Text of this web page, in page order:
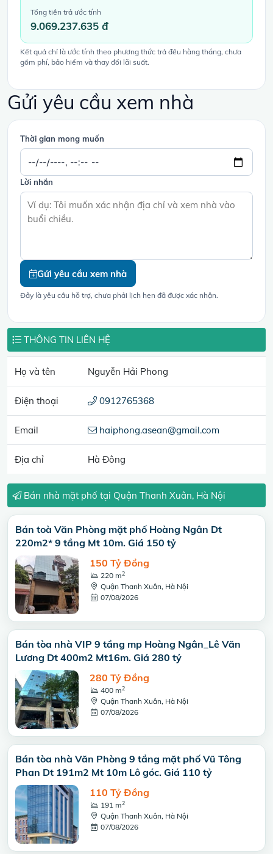
Tổng tiền trả ước tính
9.069.237.635 đ
Kết quả chỉ là ước tính theo phương thức trả đều hàng tháng, chưa
gồm phí, bảo hiểm và thay đổi lãi suất.
Gửi yêu cầu xem nhà
Thời gian mong muốn
Lời nhắn
Gửi yêu cầu xem nhà
Đây là yêu cầu hỗ trợ, chưa phải lịch hẹn đã được xác nhận.
THÔNG TIN LIÊN HỆ
Họ và tên Nguyễn Hải Phong
Điện thoại 0912765368
Email haiphong.asean@gmail.com
Địa chỉ Hà Đông
Bán nhà mặt phố tại Quận Thanh Xuân, Hà Nội
Bán toà Văn Phòng mặt phố Hoàng Ngân Dt
220m2* 9 tầng Mt 10m. Giá 150 tỷ
150 Tỷ Đồng
220 m2
Quận Thanh Xuân, Hà Nội
07/08/2026
Bán tòa nhà VIP 9 tầng mp Hoàng Ngân_Lê Văn
Lương Dt 400m2 Mt16m. Giá 280 tỷ
280 Tỷ Đồng
400 m2
Quận Thanh Xuân, Hà Nội
07/08/2026
Bán tòa nhà Văn Phòng 9 tầng mặt phố Vũ Tông
Phan Dt 191m2 Mt 10m Lô góc. Giá 110 tỷ
110 Tỷ Đồng
191 m2
Quận Thanh Xuân, Hà Nội
07/08/2026